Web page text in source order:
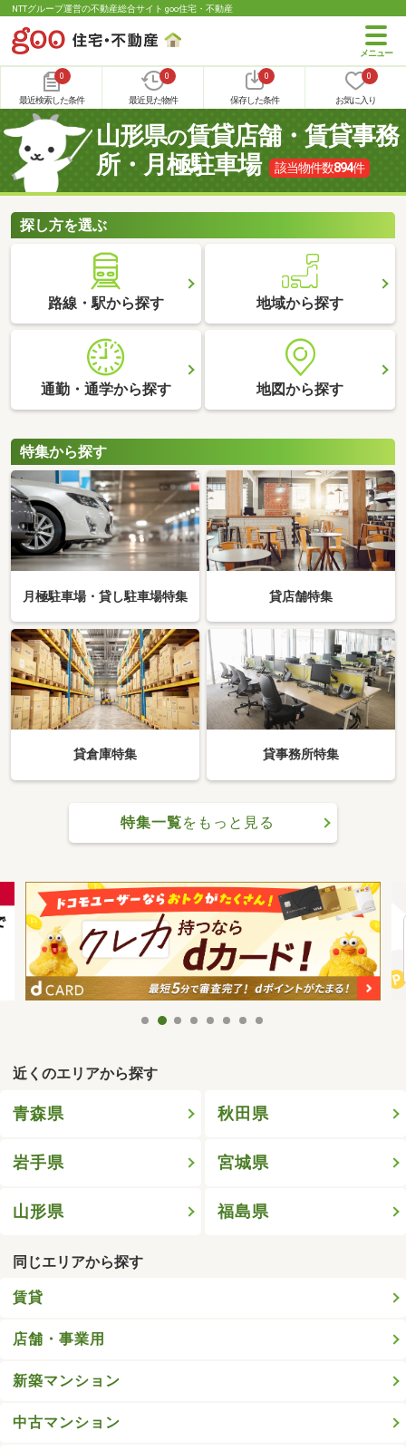
NTTグループ運営の不動産総合サイト goo住宅・不動産
0
最近検索した条件
0
最近見た物件
0
保存した条件
0
お気に入り
山形県の賃貸店舗・賃貸事務
所・月極駐車場
該当物件数894件
探し方を選ぶ
路線・駅から探す 地域から探す
通勤・通学から探す 地図から探す
特集から探す
月極駐車場・貸し駐車場特集 貸店舗特集
貸倉庫特集 貸事務所特集
特集一覧をもっと見る
近くのエリアから探す
青森県 秋田県
岩手県 宮城県
山形県 福島県
同じエリアから探す
賃貸
店舗・事業用
新築マンション
中古マンション